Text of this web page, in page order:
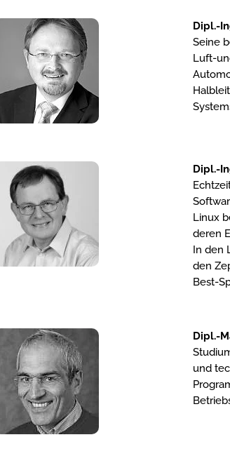
Dipl.-
Seine
Luft-
Dipl.-
Linux
deren
In den
den
Best-
Dipl.-
und